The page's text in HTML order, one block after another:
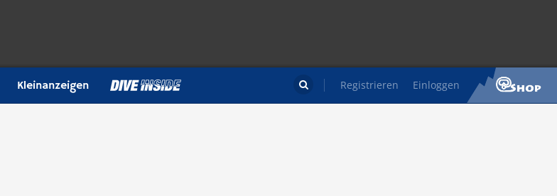
Kleinanzeigen Registrieren Einloggen
